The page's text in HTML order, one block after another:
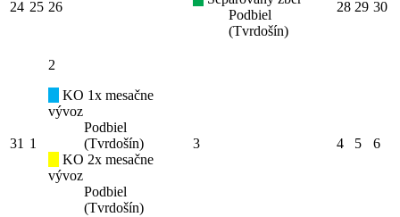
24 25 26
Podbiel
(Tvrdošín)
28 29 30
31 1
2
KO 1x mesačne
vývoz
Podbiel
(Tvrdošín)
KO 2x mesačne
vývoz
Podbiel
(Tvrdošín)
3 4 5 6